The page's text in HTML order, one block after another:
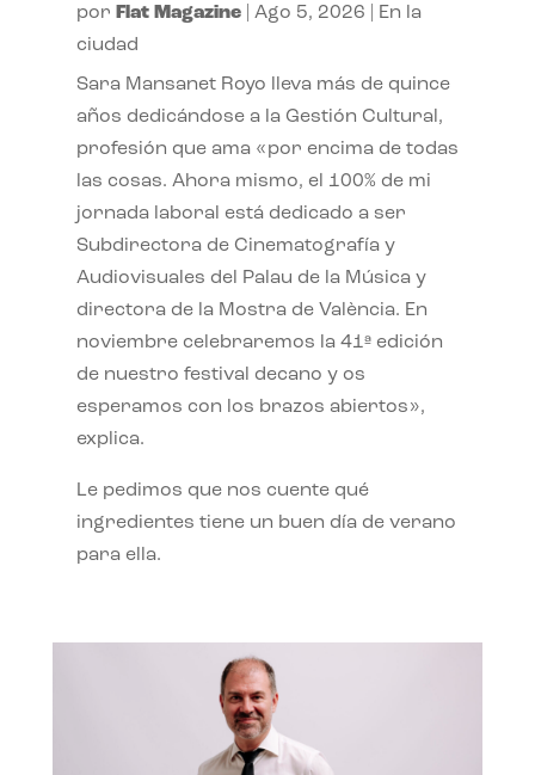
por Flat Magazine| Ago 5, 2026
En la
ciudad
Sara Mansanet Royo lleva más de quince
años dedicándose a la Gestión Cultural,
profesión que ama «por encima de todas
las cosas. Ahora mismo, el 100% de mi
jornada laboral está dedicado a ser
Subdirectora de Cinematografía y
Audiovisuales del Palau de la Música y
directora de la Mostra de València. En
noviembre celebraremos la 41ª edición
de nuestro festival decano y os
esperamos con los brazos abiertos»,
explica.
Le pedimos que nos cuente qué
ingredientes tiene un buen día de verano
para ella.